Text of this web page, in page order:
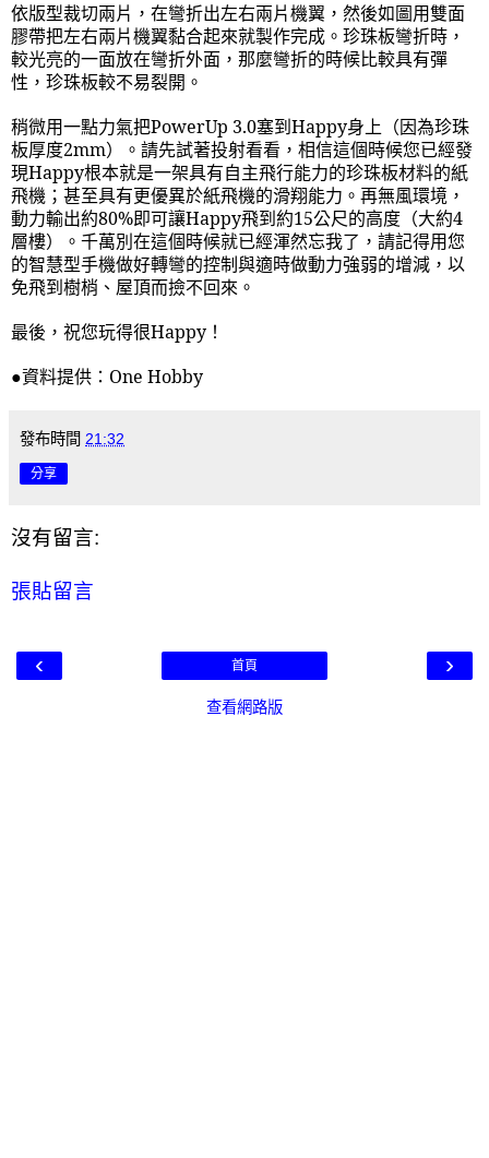
依版型裁切兩片，在彎折出左右兩片機翼，然後如圖用雙面
膠帶把左右兩片機翼黏合起來就製作完成。珍珠板彎折時，
較光亮的一面放在彎折外面，那麼彎折的時候比較具有彈
性，珍珠板較不易裂開。
稍微用一點力氣把PowerUp 3.0塞到Happy身上（因為珍珠
板厚度2mm）。請先試著投射看看，相信這個時候您已經發
現Happy根本就是一架具有自主飛行能力的珍珠板材料的紙
飛機；甚至具有更優異於紙飛機的滑翔能力。再無風環境，
動力輸出約80%即可讓Happy飛到約15公尺的高度（大約4
層樓）。千萬別在這個時候就已經渾然忘我了，請記得用您
的智慧型手機做好轉彎的控制與適時做動力強弱的增減，以
免飛到樹梢、屋頂而撿不回來。
最後，祝您玩得很Happy ！
●資料提供：One Hobby
發布時間 21:32
分享
沒有留言:
張貼留言
‹ ›
首頁
查看網路版